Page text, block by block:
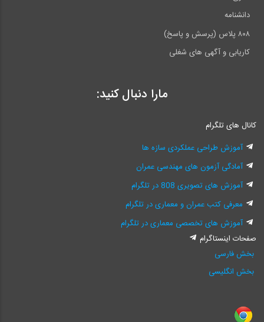
دانشنامه
۸۰۸ پلاس (پرسش و پاسخ)
کاریابی و آگهی های شغلی
مارا دنبال کنید:
کانال های تلگرام
آموزش طراحی عملکردی سازه ها
آمادگی آزمون های مهندسی عمران
آموزش های تصویری 808 در تلگرام
معرفی کتب عمران و معماری در تلگرام
آموزش های تخصصی معماری در تلگرام
صفحات اینستاگرام
بخش فارسی
بخش انگلیسی